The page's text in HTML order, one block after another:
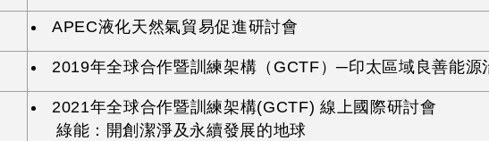
APEC液化天然氣貿易促進研討會
2019年全球合作暨訓練架構（GCTF）─印太區域良善能源
2021年全球合作暨訓練架構(GCTF) 線上國際研討會
綠能：開創潔淨及永續發展的地球